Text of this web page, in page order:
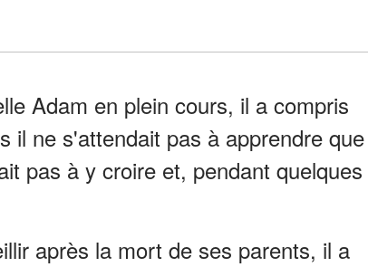
Adam en plein cours, il a compris
il ne s'attendait pas à apprendre que
pas à y croire et, pendant quelques
après la mort de ses parents, il a